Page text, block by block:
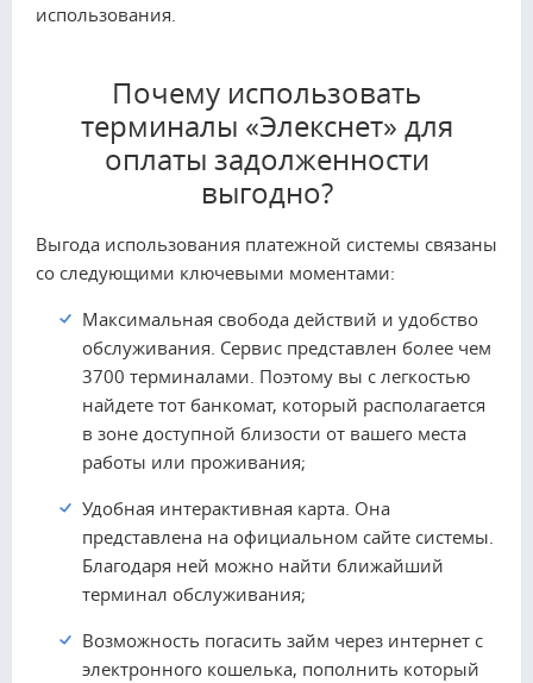
использования.
Почему использовать
терминалы «Элекснет» для
оплаты задолженности
выгодно?
Выгода использования платежной системы связаны
со следующими ключевыми моментами:
Максимальная свобода действий и удобство
обслуживания. Сервис представлен более чем
3700 терминалами. Поэтому вы с легкостью
найдете тот банкомат, который располагается
в зоне доступной близости от вашего места
работы или проживания;
Удобная интерактивная карта. Она
представлена на официальном сайте системы.
Благодаря ней можно найти ближайший
терминал обслуживания;
Возможность погасить займ через интернет с
электронного кошелька, пополнить который